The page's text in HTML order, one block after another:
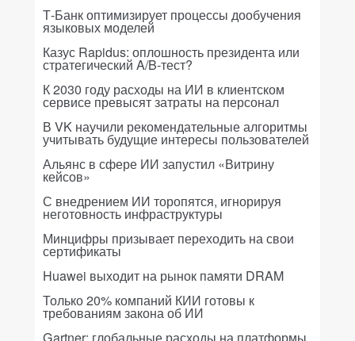
Т-Банк оптимизирует процессы дообучения
языковых моделей
Казус Rapidus: оплошность президента или
стратегический A/B-тест?
К 2030 году расходы на ИИ в клиентском
сервисе превысят затраты на персонал
В VK научили рекомендательные алгоритмы
учитывать будущие интересы пользователей
Альянс в сфере ИИ запустил «Витрину
кейсов»
С внедрением ИИ торопятся, игнорируя
неготовность инфраструктуры
Минцифры призывает переходить на свои
сертификаты
Huawei выходит на рынок памяти DRAM
Только 20% компаний КИИ готовы к
требованиям закона об ИИ